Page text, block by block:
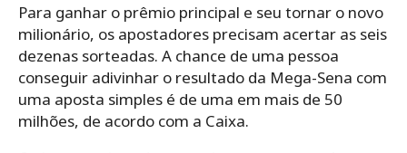
Para ganhar o prêmio principal e seu tornar o novo
milionário, os apostadores precisam acertar as seis
dezenas sorteadas. A chance de uma pessoa
conseguir adivinhar o resultado da Mega-Sena com
uma aposta simples é de uma em mais de 50
milhões, de acordo com a Caixa.